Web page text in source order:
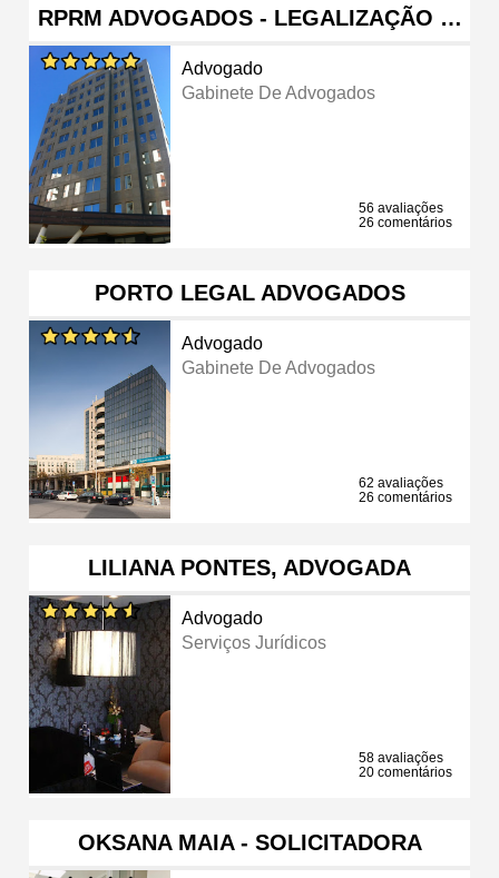
RPRM ADVOGADOS - LEGALIZAÇÃO …
Advogado
Gabinete De Advogados
56 avaliações
26 comentários
PORTO LEGAL ADVOGADOS
Advogado
Gabinete De Advogados
62 avaliações
26 comentários
LILIANA PONTES, ADVOGADA
Advogado
Serviços Jurídicos
58 avaliações
20 comentários
OKSANA MAIA - SOLICITADORA